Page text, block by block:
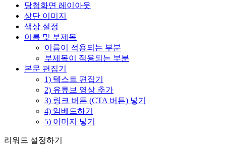
당첨화면 레이아웃
상단 이미지
색상 설정
이름 및 부제목
이름이 적용되는 부분
부제목이 적용되는 부분
본문 편집기
1) 텍스트 편집기
2) 유튜브 영상 추가
3) 링크 버튼 (CTA 버튼) 넣기
4) 임베드하기
5) 이미지 넣기
리워드 설정하기